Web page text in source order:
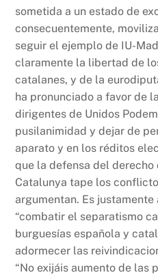
sometida a un estado de
consecuentemente,
seguir el ejemplo de IU-
claramente la libertad de
catalanes, y de la
ha pronunciado a favor de
dirigentes de Unidos
pusilanimidad y dejar de
aparato y en los réditos
que la defensa del
Catalunya tape los
argumentan. Es
“combatir el separatismo
burguesías española y
adormecer las
“No exijáis aumento de las